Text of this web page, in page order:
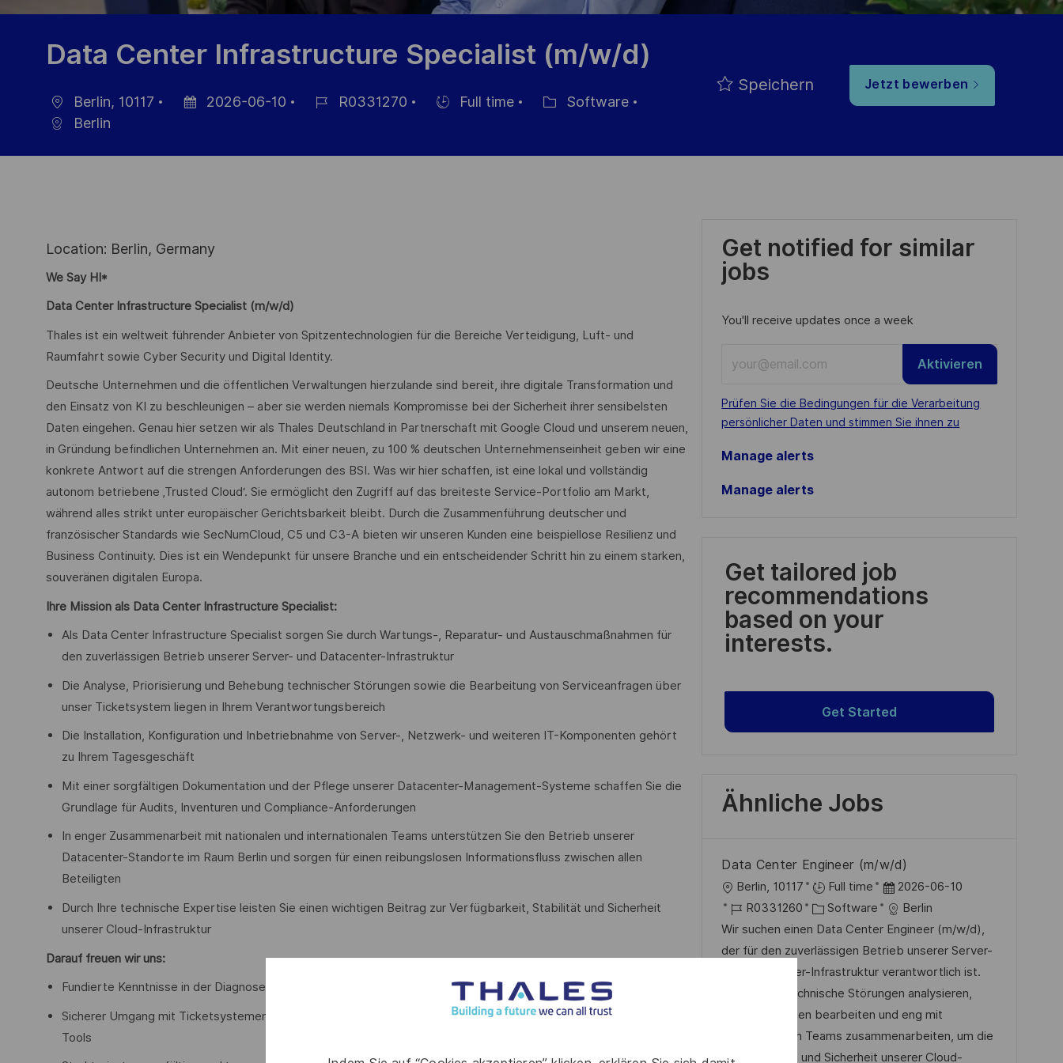
Data Center Infrastructure Specialist (m/w/d)
Ort
Berlin, 10117
Veröffentlichung
2026-06-10
R0331270
Full time
Software
Berlin
Speichern Jetzt bewerben
Location: Berlin, Germany
We Say HI*
Data Center Infrastructure Specialist (m/w/d)
Thales ist ein weltweit führender Anbieter von Spitzentechnologien für die Bereiche Verteidigung, Luft- und
Raumfahrt sowie Cyber Security und Digital Identity.
Deutsche Unternehmen und die öffentlichen Verwaltungen hierzulande sind bereit, ihre digitale Transformation und
den Einsatz von KI zu beschleunigen – aber sie werden niemals Kompromisse bei der Sicherheit ihrer sensibelsten
Daten eingehen. Genau hier setzen wir als Thales Deutschland in Partnerschaft mit Google Cloud und unserem neuen,
in Gründung befindlichen Unternehmen an. Mit einer neuen, zu 100 % deutschen Unternehmenseinheit geben wir eine
konkrete Antwort auf die strengen Anforderungen des BSI. Was wir hier schaffen, ist eine lokal und vollständig
autonom betriebene ‚Trusted Cloud‘. Sie ermöglicht den Zugriff auf das breiteste Service-Portfolio am Markt,
während alles strikt unter europäischer Gerichtsbarkeit bleibt. Durch die Zusammenführung deutscher und
französischer Standards wie SecNumCloud, C5 und C3-A bieten wir unseren Kunden eine beispiellose Resilienz und
Business Continuity. Dies ist ein Wendepunkt für unsere Branche und ein entscheidender Schritt hin zu einem starken,
souveränen digitalen Europa.
Ihre Mission als Data Center Infrastructure Specialist:
Als Data Center Infrastructure Specialist sorgen Sie durch Wartungs-, Reparatur- und Austauschmaßnahmen für
den zuverlässigen Betrieb unserer Server- und Datacenter-Infrastruktur
Die Analyse, Priorisierung und Behebung technischer Störungen sowie die Bearbeitung von Serviceanfragen über
unser Ticketsystem liegen in Ihrem Verantwortungsbereich
Die Installation, Konfiguration und Inbetriebnahme von Server-, Netzwerk- und weiteren IT-Komponenten gehört
zu Ihrem Tagesgeschäft
Mit einer sorgfältigen Dokumentation und der Pflege unserer Datacenter-Management-Systeme schaffen Sie die
Grundlage für Audits, Inventuren und Compliance-Anforderungen
In enger Zusammenarbeit mit nationalen und internationalen Teams unterstützen Sie den Betrieb unserer
Datacenter-Standorte im Raum Berlin und sorgen für einen reibungslosen Informationsfluss zwischen allen
Beteiligten
Durch Ihre technische Expertise leisten Sie einen wichtigen Beitrag zur Verfügbarkeit, Stabilität und Sicherheit
unserer Cloud-Infrastruktur
Darauf freuen wir uns:
Fundierte Kenntnisse in der Diagnose, Wartung und Reparatur von IT-Servern und Datacenter-Hardware
Sicherer Umgang mit Ticketsystemen sowie idealerweise Erfahrung mit DCIM- und Datacenter-Management-
Tools
Get notified for similar
jobs
You'll receive updates once a week
Email
address
(Required)
Required
Prüfen Sie die Bedingungen für die Verarbeitung
persönlicher Daten und stimmen Sie ihnen zu
Aktivieren
Manage alerts
Manage alerts
Get tailored job
recommendations
based on your
interests.
Get Started
Ähnliche Jobs
Data Center Engineer (m/w/d)
O
r
t
Berlin, 10117 Full time
D
a
t
u
m
d
e
r
V
2026-06-10
J
o
b
R0331260
K
a
t
e
g
o
r
i
Software
Berlin
Wir suchen einen Data Center Engineer (m/w/d),
der für den zuverlässigen Betrieb unserer Server-
und Datacenter-Infrastruktur verantwortlich ist.
Sie werden technische Störungen analysieren,
Serviceanfragen bearbeiten und eng mit
internationalen Teams zusammenarbeiten, um die
Verfügbarkeit und Sicherheit unserer Cloud-